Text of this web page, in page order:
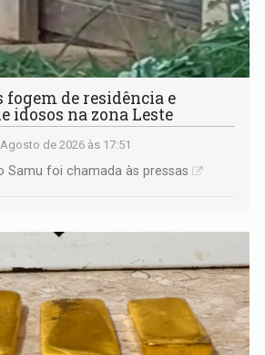
fogem de residência e
idosos na zona Leste
de 2026 às 17:51
Samu foi chamada às pressas